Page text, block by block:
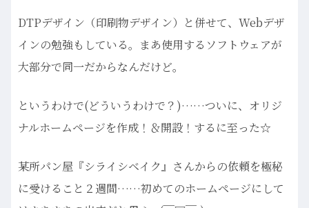
DTPデザイン（印刷物デザイン）と併せて、Webデザ
インの勉強もしている。まあ使用するソフトウェアが
大部分で同一だからなんだけど。
というわけで(どういうわけで？)……ついに、オリジ
ナルホームページを作成！＆開設！するに至った☆
某所パン屋『シライシベイク』さんからの依頼を極秘
に受けること２週間……初めてのホームページにして